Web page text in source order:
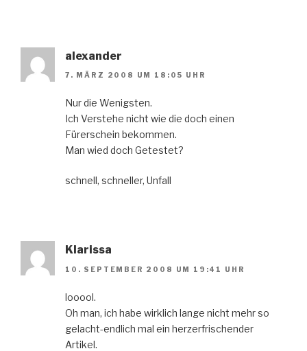
alexander
7. MÄRZ 2008 UM 18:05 UHR
Nur die Wenigsten.
Ich Verstehe nicht wie die doch einen
Fürerschein bekommen.
Man wied doch Getestet?
schnell, schneller, Unfall
Klarissa
10. SEPTEMBER 2008 UM 19:41 UHR
looool.
Oh man, ich habe wirklich lange nicht mehr so
gelacht-endlich mal ein herzerfrischender
Artikel.